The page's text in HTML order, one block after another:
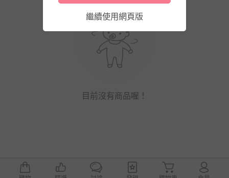
目前沒有商品喔！
繼續使用網頁版